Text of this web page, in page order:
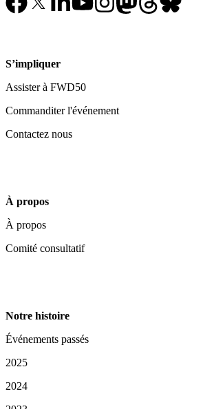
S’impliquer
Assister à FWD50
Commanditer l'événement
Contactez nous
À propos
À propos
Comité consultatif
Notre histoire
Événements passés
2025
2024